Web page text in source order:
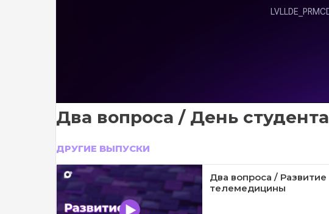
Два вопроса / День студента
ДРУГИЕ ВЫПУСКИ
Два вопроса / Развитие
телемедицины